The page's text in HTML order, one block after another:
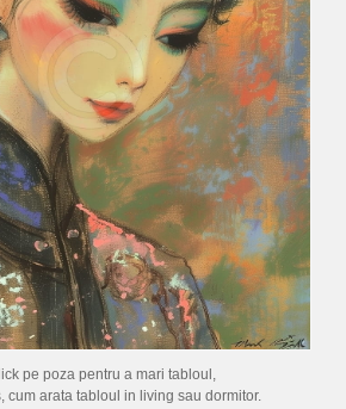
pe poza pentru a mari tabloul,
cum arata tabloul in living sau dormitor.